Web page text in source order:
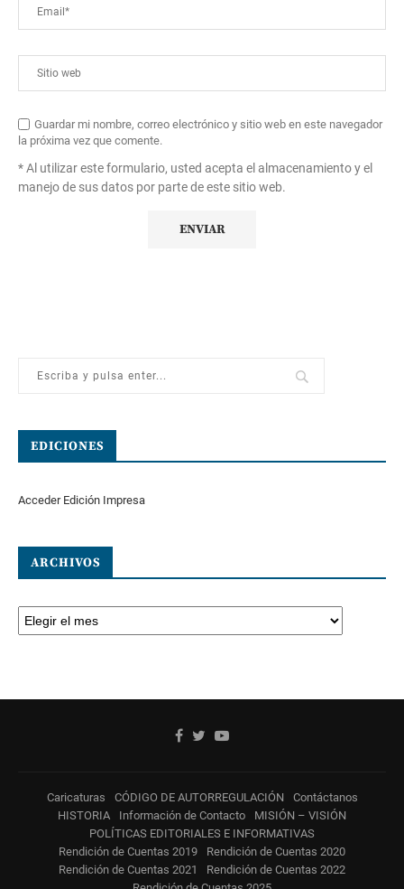
Guardar mi nombre, correo electrónico y sitio web en este navegador
la próxima vez que comente.
* Al utilizar este formulario, usted acepta el almacenamiento y el
manejo de sus datos por parte de este sitio web.
EDICIONES
Acceder Edición Impresa
ARCHIVOS
Caricaturas CÓDIGO DE AUTORREGULACIÓN
Contáctanos
HISTORIA
Información de Contacto
MISIÓN – VISIÓN
POLÍTICAS EDITORIALES E INFORMATIVAS
Rendición de Cuentas 2019
Rendición de Cuentas 2020
Rendición de Cuentas 2021
Rendición de Cuentas 2022